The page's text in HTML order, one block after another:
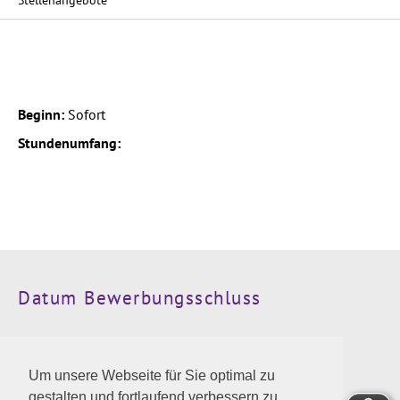
Um unsere Webseite für Sie optimal zu
gestalten und fortlaufend verbessern zu
Beginn: Sofort
Stundenumfang:
Datum Bewerbungsschluss
Wir freuen uns auf die Zusendung der Bewerbung an